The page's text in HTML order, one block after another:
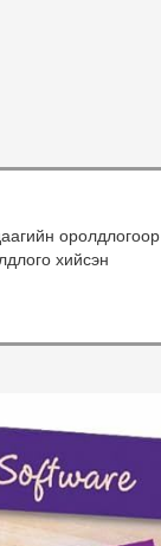
оролдлогоор
хийсэн